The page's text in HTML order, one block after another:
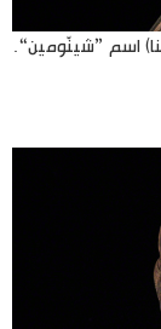
اسم ”شينّومين“.